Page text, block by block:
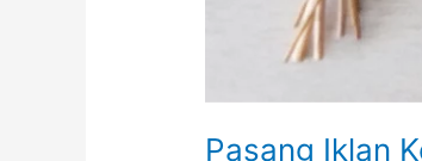
Pasang Iklan